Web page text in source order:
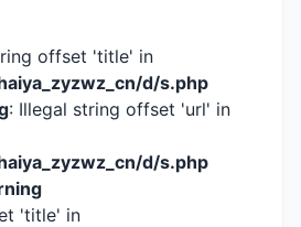
offset 'title' in
d/s.php
: Illegal string offset 'url' in
d/s.php
'title' in